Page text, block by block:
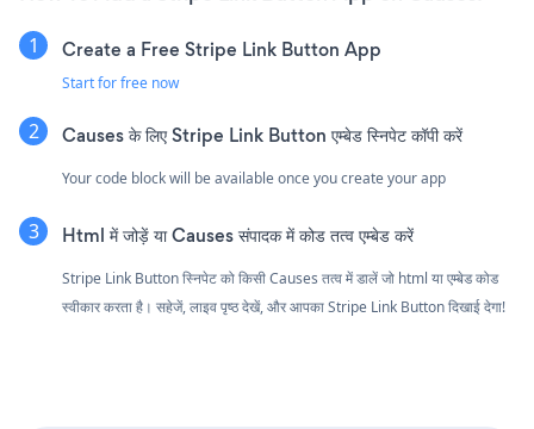
Create a Free Stripe Link Button App
Start for free now
Causes के लिए Stripe Link Button एम्बेड स्निपेट कॉपी करें
Your code block will be available once you create your app
Html में जोड़ें या Causes संपादक में कोड तत्व एम्बेड करें
Stripe Link Button स्निपेट को किसी Causes तत्व में डालें जो html या एम्बेड कोड
स्वीकार करता है। सहेजें, लाइव पृष्ठ देखें, और आपका Stripe Link Button दिखाई देगा!